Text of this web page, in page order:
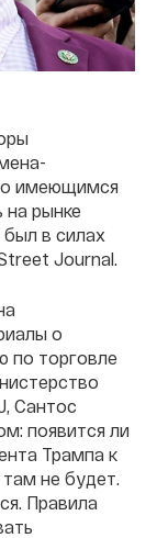
имеющимся
на рынке
в силах
Journal.
о
по торговле
Сантос
появится ли
Трампа к
там не будет.
Правила